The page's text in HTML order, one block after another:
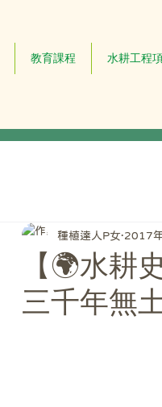
教育課程 水耕工程
【🌍水耕
三千年無
種植達人P女 2017